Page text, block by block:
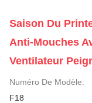
Saison Du
Anti-Mouches
Ventilateur
Numéro De Modèle:
F18